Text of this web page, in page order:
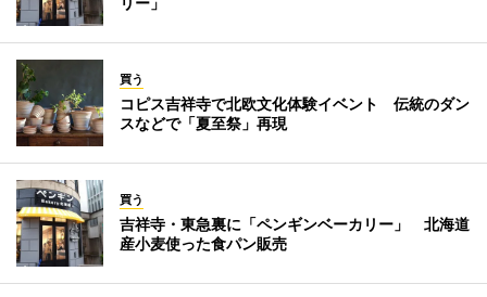
買う
コピス吉祥寺で北欧文化体験イベント 伝統のダン
スなどで「夏至祭」再現
買う
吉祥寺・東急裏に「ペンギンベーカリー」 北海道
産小麦使った食パン販売